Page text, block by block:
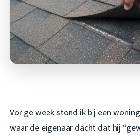
Vorige week stond ik bij een
waar de eigenaar dacht dat hij